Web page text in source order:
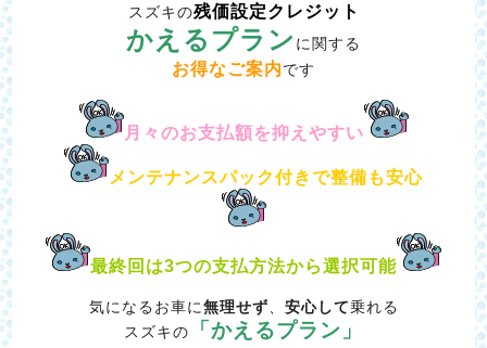
スズキの残価設定クレジット
かえるプラン に関する
お得なご案内です
月々のお支払額を抑えやすい
メンテナンスパック付きで整備も安心
最終回は3つの支払方法から選択可能
気になるお車に無理せず 安心して乗れる
スズキの
「かえるプラン」